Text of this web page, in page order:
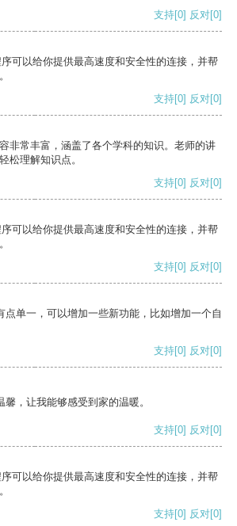
支持[0] 反对[0]
可以给你提供最高速度和安全性的连接，并帮
支持[0] 反对[0]
非常丰富，涵盖了各个学科的知识。老师的讲
松理解知识点。
支持[0] 反对[0]
可以给你提供最高速度和安全性的连接，并帮
支持[0] 反对[0]
点单一，可以增加一些新功能，比如增加一个自
支持[0] 反对[0]
，让我能够感受到家的温暖。
支持[0] 反对[0]
可以给你提供最高速度和安全性的连接，并帮
支持[0] 反对[0]